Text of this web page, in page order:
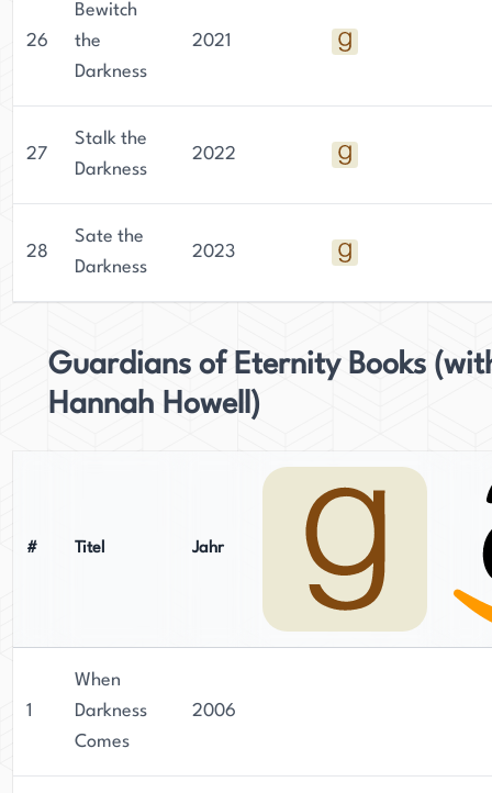
26
Bewitch
the
Darkness
2021
27
Stalk the
Darkness
2022
28
Sate the
Darkness
2023
Guardians of Eternity Books
Hannah Howell)
# Titel Jahr
1
When
Darkness
Comes
2006